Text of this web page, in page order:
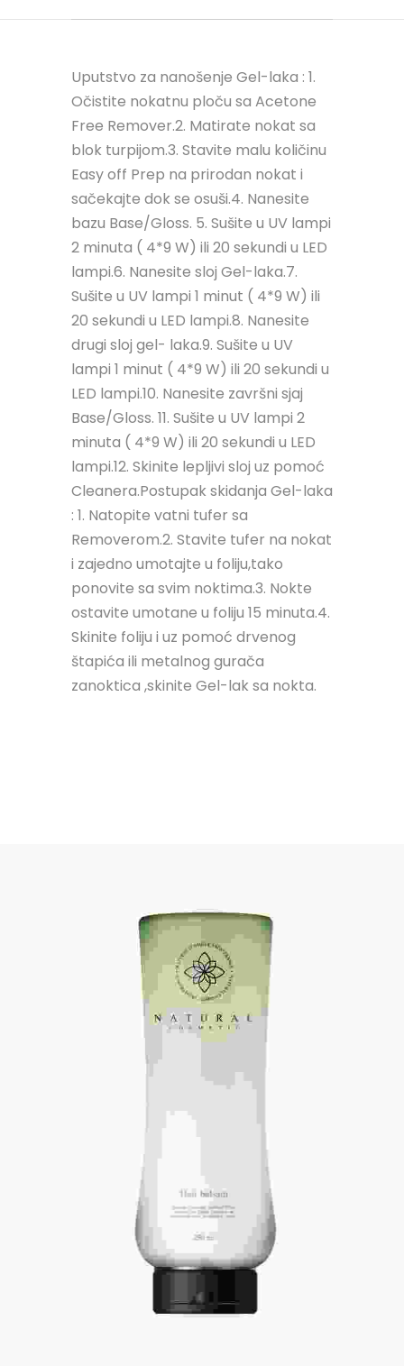
Uputstvo za nanošenje Gel-laka : 1.
Očistite nokatnu ploču sa Acetone
Free Remover.2. Matirate nokat sa
blok turpijom.3. Stavite malu količinu
Easy off Prep na prirodan nokat i
sačekajte dok se osuši.4. Nanesite
bazu Base/Gloss. 5. Sušite u UV lampi
2 minuta ( 4*9 W) ili 20 sekundi u LED
lampi.6. Nanesite sloj Gel-laka.7.
Sušite u UV lampi 1 minut ( 4*9 W) ili
20 sekundi u LED lampi.8. Nanesite
drugi sloj gel- laka.9. Sušite u UV
lampi 1 minut ( 4*9 W) ili 20 sekundi u
LED lampi.10. Nanesite završni sjaj
Base/Gloss. 11. Sušite u UV lampi 2
minuta ( 4*9 W) ili 20 sekundi u LED
lampi.12. Skinite lepljivi sloj uz pomoć
Cleanera.Postupak skidanja Gel-laka
: 1. Natopite vatni tufer sa
Removerom.2. Stavite tufer na nokat
i zajedno umotajte u foliju,tako
ponovite sa svim noktima.3. Nokte
ostavite umotane u foliju 15 minuta.4.
Skinite foliju i uz pomoć drvenog
štapića ili metalnog gurača
zanoktica ,skinite Gel-lak sa nokta.